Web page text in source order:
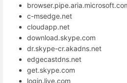
c-msedge.net
cloudapp.net
download.skype.com
dr.skype-cr.akadns.net
edgecastdns.net
get.skype.com
login.live.com